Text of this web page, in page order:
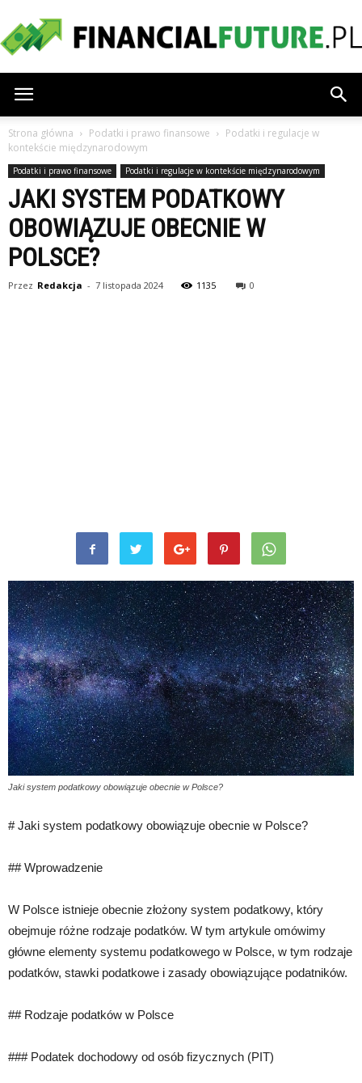
Strona główna Podatki i prawo finansowe
Podatki i regulacje w
kontekście międzynarodowym
Podatki i prawo finansowe Podatki i regulacje w kontekście międzynarodowym
JAKI SYSTEM PODATKOWY
OBOWIĄZUJE OBECNIE W
POLSCE?
Przez Redakcja - 7 listopada 2024 1135 0
Jaki system podatkowy obowiązuje obecnie w Polsce?
# Jaki system podatkowy obowiązuje obecnie w Polsce?
## Wprowadzenie
W Polsce istnieje obecnie złożony system podatkowy, który
obejmuje różne rodzaje podatków. W tym artykule omówimy
główne elementy systemu podatkowego w Polsce, w tym rodzaje
podatków, stawki podatkowe i zasady obowiązujące podatników.
## Rodzaje podatków w Polsce
### Podatek dochodowy od osób fizycznych (PIT)